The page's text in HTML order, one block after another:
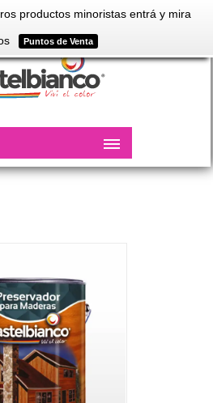
productos minoristas entrá y mira
Puntos de Venta